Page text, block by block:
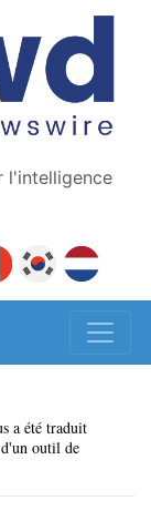
l'intelligence
a été traduit
outil de